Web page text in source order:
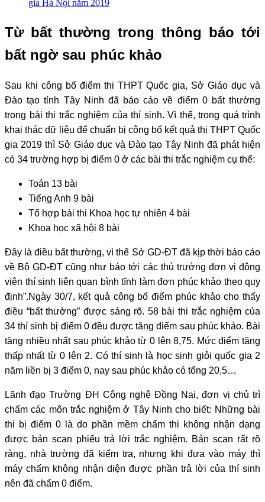
gia Hà Nội năm 2019
Từ bất thường trong thông báo tới
bất ngờ sau phúc khảo
Sau khi công bố điểm thi THPT Quốc gia, Sở Giáo dục và
Đào tạo tỉnh Tây Ninh đã báo cáo về điểm 0 bất thường
trong bài thi trắc nghiệm của thí sinh. Vì thế, trong quá trình
khai thác dữ liệu để chuẩn bị công bố kết quả thi THPT Quốc
gia 2019 thì Sở Giáo dục và Đào tạo Tây Ninh đã phát hiện
có 34 trường hợp bị điểm 0 ở các bài thi trắc nghiệm cụ thể:
Toán 13 bài
Tiếng Anh 9 bài
Tổ hợp bài thi Khoa học tự nhiên 4 bài
Khoa học xã hội 8 bài
Đây là điều bất thường, vì thế Sở GD-ĐT đã kịp thời báo cáo
về Bộ GD-ĐT cũng như báo tới các thủ trưởng đơn vị động
viên thí sinh liên quan bình tĩnh làm đơn phúc khảo theo quy
định”.Ngày 30/7, kết quả công bố điểm phúc khảo cho thấy
điều “bất thường” được sáng rõ. 58 bài thi trắc nghiệm của
34 thí sinh bị điểm 0 đều được tăng điểm sau phúc khảo. Bài
tăng nhiều nhất sau phúc khảo từ 0 lên 8,75. Mức điểm tăng
thấp nhất từ 0 lên 2. Có thí sinh là học sinh giỏi quốc gia 2
năm liền bị 3 điểm 0, nay sau phúc khảo có tổng 20,5…
Lãnh đạo Trường ĐH Công nghệ Đồng Nai, đơn vị chủ trì
chấm các môn trắc nghiệm ở Tây Ninh cho biết: Những bài
thi bị điểm 0 là do phần mềm chấm thi không nhận dạng
được bản scan phiếu trả lời trắc nghiệm. Bản scan rất rõ
ràng, nhà trường đã kiểm tra, nhưng khi đưa vào máy thì
máy chấm không nhận diện được phần trả lời của thí sinh
nên đã chấm 0 điểm.